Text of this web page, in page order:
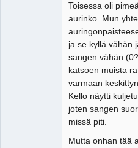
Toisessa oli
aurinko. Mun
ja se kyllä vähän
sangen vähän
katsoen muista
varmaan
Kello näytti
joten sangen
missä piti.
Mutta onhan tää